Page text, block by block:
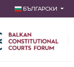
БЪЛГАРСКИ